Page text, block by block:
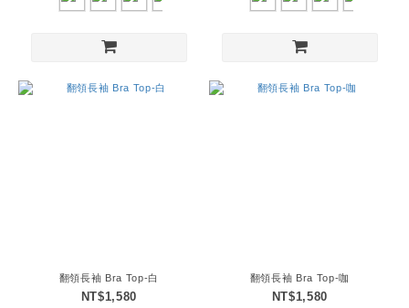
翻領長袖 Bra Top-白
NT$1,580
翻領長袖 Bra Top-咖
NT$1,580